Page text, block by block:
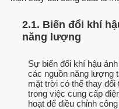
2.1. Biến đổi khí
năng lượng
Sự biến đổi khí hậu
các nguồn năng lượng
mặt trời có thể thay đổi
trong việc cung cấp
hoạt để điều chỉnh